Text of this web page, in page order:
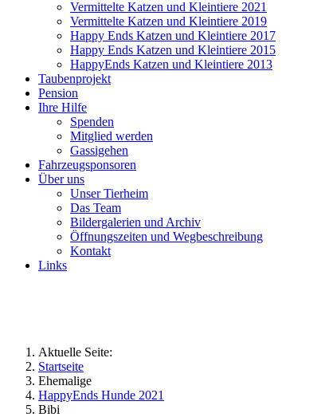
Vermittelte Katzen und Kleintiere 2021
Vermittelte Katzen und Kleintiere 2019
Happy Ends Katzen und Kleintiere 2017
Happy Ends Katzen und Kleintiere 2015
HappyEnds Katzen und Kleintiere 2013
Taubenprojekt
Pension
Ihre Hilfe
Spenden
Mitglied werden
Gassigehen
Fahrzeugsponsoren
Über uns
Unser Tierheim
Das Team
Bildergalerien und Archiv
Öffnungszeiten und Wegbeschreibung
Kontakt
Links
Aktuelle Seite:
Startseite
Ehemalige
HappyEnds Hunde 2021
Bibi